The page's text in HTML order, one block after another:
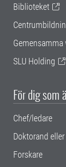
Biblioteket
SLU Holding
För dig som
Chef/ledare
Doktorand
Forskare